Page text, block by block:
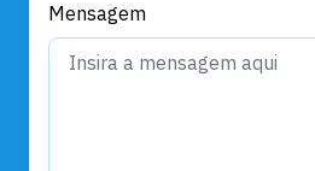
Mensagem